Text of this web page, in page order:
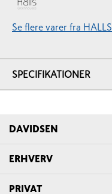
Se flere varer fra HALLS
SPECIFIKATIONER
DAVIDSEN
ERHVERV
PRIVAT